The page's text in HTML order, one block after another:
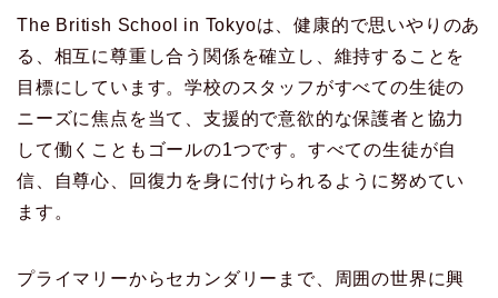
The British School in Tokyoは、健康的で思いやりのあ
る、相互に尊重し合う関係を確立し、維持することを
目標にしています。学校のスタッフがすべての生徒の
ニーズに焦点を当て、支援的で意欲的な保護者と協力
して働くこともゴールの1つです。すべての生徒が自
信、自尊心、回復力を身に付けられるように努めてい
ます。
プライマリーからセカンダリーまで、周囲の世界に興